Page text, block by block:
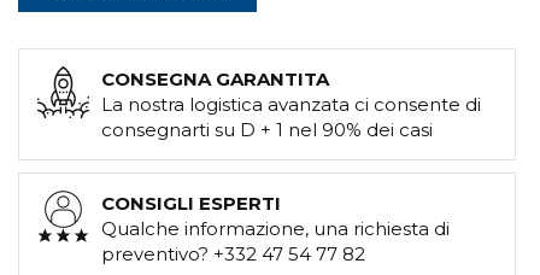
CONSEGNA GARANTITA
La nostra logistica avanzata ci consente di
consegnarti su D + 1 nel 90% dei casi
CONSIGLI ESPERTI
Qualche informazione, una richiesta di
preventivo? +332 47 54 77 82